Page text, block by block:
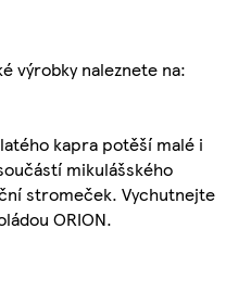
výrobky naleznete na:
kapra potěší malé i
mikulášského
stromeček. Vychutnejte
ORION.